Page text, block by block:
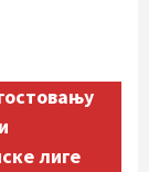
лиге